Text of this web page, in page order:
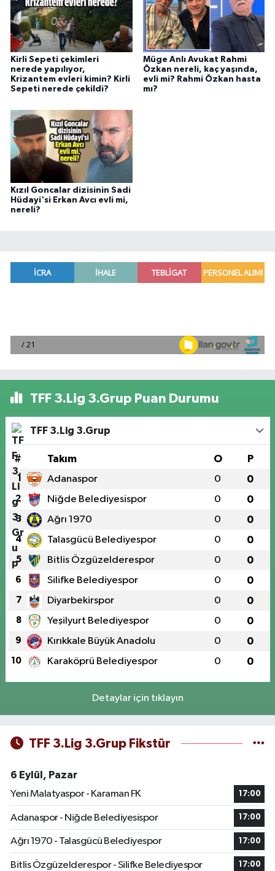
Kirli Sepeti çekimleri
nerede yapılıyor,
Krizantem evleri kimin? Kirli
Sepeti nerede çekildi?
Müge Anlı Avukat Rahmi
Özkan nereli, kaç yaşında,
evli mi? Rahmi Özkan hasta
mı?
Kızıl Goncalar dizisinin Sadi
Hüdayi'si Erkan Avcı evli mi,
nereli?
TFF 3.Lig 3.Grup Puan Durumu
TFF 3.Lig 3.Grup
# Takım O P
1 Adanaspor 0 0
2 Niğde Belediyesispor 0 0
3 Ağrı 1970 0 0
4 Talasgücü Belediyespor 0 0
5 Bitlis Özgüzelderespor 0 0
6 Silifke Belediyespor 0 0
7 Diyarbekirspor 0 0
8 Yeşilyurt Belediyespor 0 0
9 Kırıkkale Büyük Anadolu 0 0
10 Karaköprü Belediyespor 0 0
Detaylar için tıklayın
TFF 3.Lig 3.Grup Fikstür
6 Eylül, Pazar
Yeni Malatyaspor - Karaman FK
17:00
Adanaspor - Niğde Belediyesispor 17:00
Ağrı 1970 - Talasgücü Belediyespor 17:00
Bitlis Özgüzelderespor - Silifke Belediyespor 17:00